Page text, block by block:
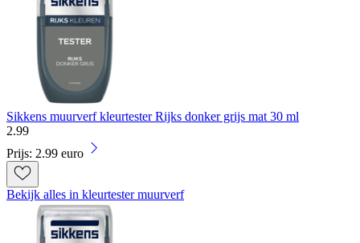
Sikkens muurverf kleurtester Rijks donker grijs mat 30 ml
2.99
Prijs: 2.99 euro
Bekijk alles in kleurtester muurverf